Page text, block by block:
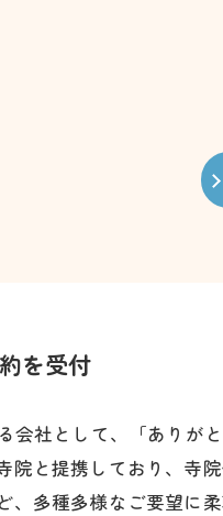
を受付
会社として、「ありが
と提携しており、寺
、多種多様なご要望